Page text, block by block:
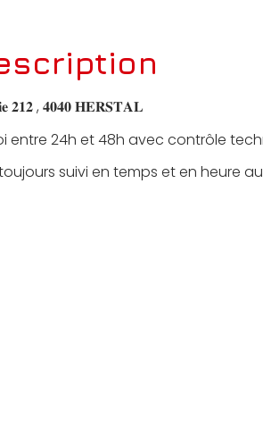
, 𝟒𝟎𝟒𝟎 𝐇𝐄𝐑𝐒𝐓𝐀𝐋
entre 24h et 48h avec contrôle
suivi en temps et en heure